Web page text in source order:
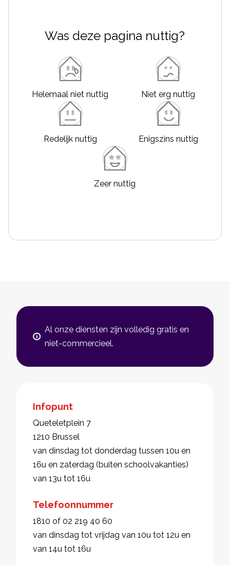
Was deze pagina nuttig?
Helemaal niet nuttig Niet erg nuttig
Redelijk nuttig Enigszins nuttig
Zeer nuttig
Al onze diensten zijn volledig gratis en
niet-commercieel.
Infopunt
Queteletplein 7
1210 Brussel
van dinsdag tot donderdag tussen 10u en
16u en zaterdag (buiten schoolvakanties)
van 13u tot 16u
Telefoonnummer
1810 of 02 219 40 60
van dinsdag tot vrijdag van 10u tot 12u en
van 14u tot 16u